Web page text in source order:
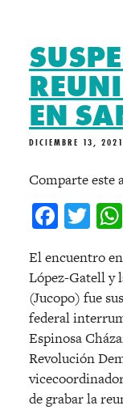
EN
DICIEMBRE 13, 2021
Comparte este
El encuentro
López-Gatell y
(Jucopo) fue
federal
Espinosa
Revolución
de grabar la